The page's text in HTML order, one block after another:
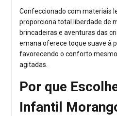
Confeccionado com materiais
proporciona total liberdade de
brincadeiras e aventuras das
emana oferece toque suave à
favorecendo o conforto
agitadas.
Por que
Infantil